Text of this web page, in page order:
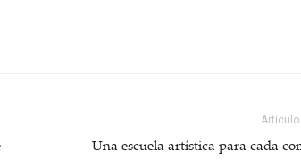
Una escuela artística para cada